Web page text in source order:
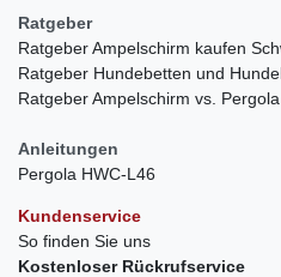
Ratgeber
Ratgeber Ampelschirm kaufen
Ratgeber Hundebetten und
Ratgeber Ampelschirm vs. Pergola
Anleitungen
Pergola HWC-L46
Kundenservice
So finden Sie uns
Kostenloser Rückrufservice